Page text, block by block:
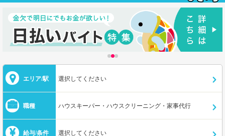
エリア/駅 選択してください
職種 ハウスキーパー・ハウスクリーニング・家事代行
給与/条件 選択してください